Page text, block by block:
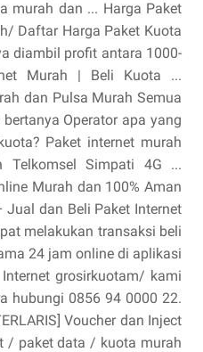
murah dan ... Harga Paket
Daftar Harga Paket Kuota
diambil profit antara 1000-
Murah | Beli Kuota ...
dan Pulsa Murah Semua
Operator apa yang
Paket internet murah
Telkomsel Simpati 4G ...
Murah dan 100% Aman
Jual dan Beli Paket Internet
melakukan transaksi beli
24 jam online di aplikasi
grosirkuotam/ kami
hubungi 0856 94 0000 22.
Voucher dan Inject
/ paket data / kuota murah